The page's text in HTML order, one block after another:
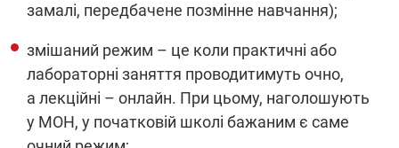
замалі, передбачене позмінне навчання);
змішаний режим – це коли практичні або
лабораторні заняття проводитимуть очно,
а лекційні – онлайн. При цьому, наголошують
у МОН, у початковій школі бажаним є саме